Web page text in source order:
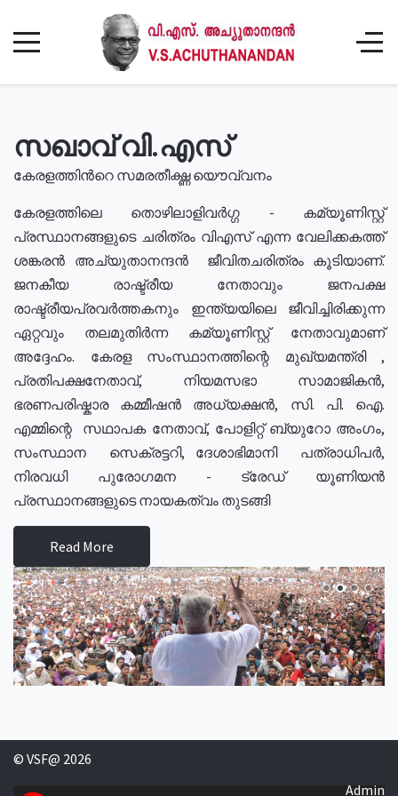
സഖാവ് വി.എസ്
കേരളത്തിൻറെ സമരതീക്ഷ്ണ യൌവ്വനം
കേരളത്തിലെ തൊഴിലാളിവർഗ്ഗ - കമ്യൂണിസ്റ്റ്
പ്രസ്ഥാനങ്ങളുടെ ചരിത്രം വിഎസ് എന്ന വേലിക്കകത്ത്
ശങ്കരൻ അച്യുതാനന്ദൻ ജീവിതചരിത്രം കൂടിയാണ്.
ജനകീയ രാഷ്ട്രീയ നേതാവും ജനപക്ഷ
രാഷ്ട്രീയപ്രവർത്തകനും ഇന്ത്യയിലെ ജീവിച്ചിരിക്കുന്ന
ഏറ്റവും തലമുതിർന്ന കമ്യൂണിസ്റ്റ് നേതാവുമാണ്
അദ്ദേഹം. കേരള സംസ്ഥാനത്തിന്റെ മുഖ്യമന്ത്രി ,
പ്രതിപക്ഷനേതാവ്, നിയമസഭാ സാമാജികൻ,
ഭരണപരിഷ്കാര കമ്മീഷൻ അധ്യക്ഷൻ, സി. പി. ഐ.
എമ്മിന്റെ സഥാപക നേതാവ്, പോളിറ്റ് ബ്യുറോ അംഗം,
സംസ്ഥാന സെക്രട്ടറി, ദേശാഭിമാനി പത്രാധിപർ,
നിരവധി പുരോഗമന - ട്രേഡ് യൂണിയൻ
പ്രസ്ഥാനങ്ങളുടെ നായകത്വം തുടങ്ങി
Read More
© VSF@ 2026
Admin